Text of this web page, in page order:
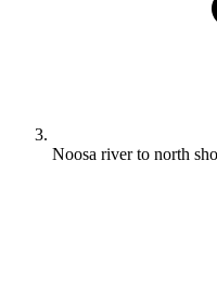
Noosa river to north